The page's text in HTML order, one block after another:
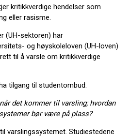
kritikkverdige hendelser som
eller rasisme.
(UH-sektoren) har
og høyskoleloven (UH-loven)
til å varsle om kritikkverdige
tilgang til studentombud.
det kommer til varsling; hvordan
bør være på plass?
varslingssystemet. Studiestedene